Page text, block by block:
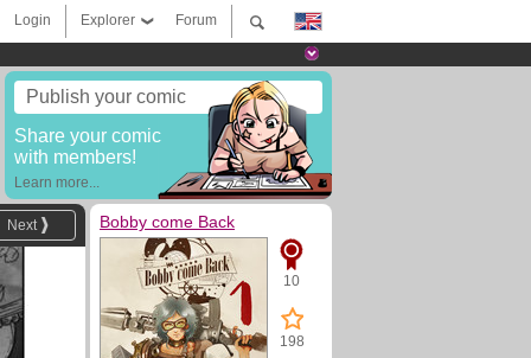
Forum
Explorer
Login
Publish your comic
Share your comic
with members!
Learn more...
Next Bobby come Back
10
198